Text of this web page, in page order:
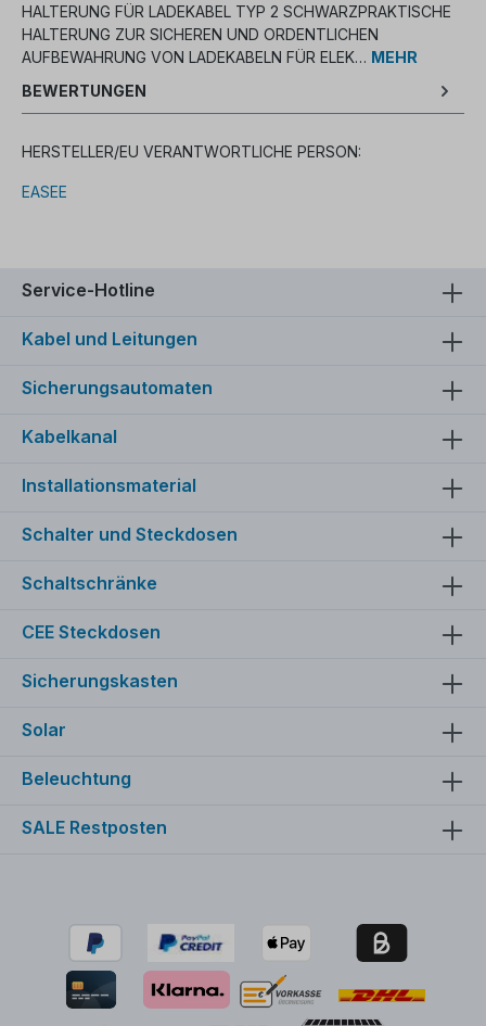
HALTERUNG FÜR LADEKABEL TYP 2 SCHWARZPRAKTISCHE
HALTERUNG ZUR SICHEREN UND ORDENTLICHEN
AUFBEWAHRUNG VON LADEKABELN FÜR ELEK… MEHR
BEWERTUNGEN
HERSTELLER/EU VERANTWORTLICHE PERSON:
EASEE
Service-Hotline
Kabel und Leitungen
Sicherungsautomaten
Kabelkanal
Installationsmaterial
Schalter und Steckdosen
Schaltschränke
CEE Steckdosen
Sicherungskasten
Solar
Beleuchtung
SALE Restposten